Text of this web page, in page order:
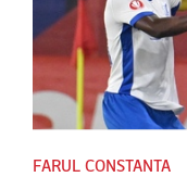
FARUL CONSTANTA